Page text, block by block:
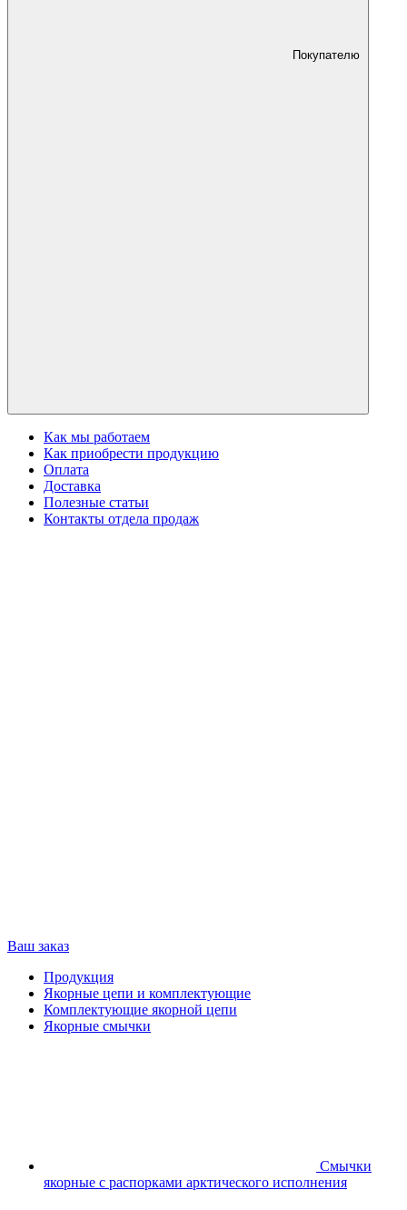
Покупателю
Как мы работаем
Как приобрести продукцию
Оплата
Доставка
Полезные статьи
Контакты отдела продаж
Ваш заказ
Продукция
Якорные цепи и комплектующие
Комплектующие якорной цепи
Якорные смычки
Смычки
якорные с распорками арктического исполнения